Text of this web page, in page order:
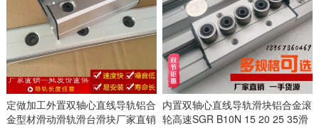
定做加工外置双轴心直线导轨铝合
金型材滑动滑轨滑台滑块厂家直销
内置双轴心直线导轨滑块铝合金滚
轮高速SGR B10N 15 20 25 35滑